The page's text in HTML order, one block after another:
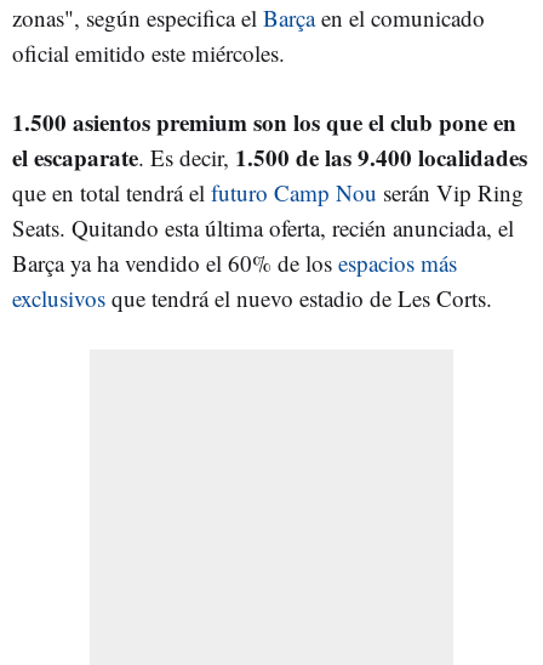
zonas", según especifica el Barçaen el comunicado
oficial emitido este miércoles.
1.500 asientos premium son los que el club pone en
el escaparate. Es decir, 1.500 de las 9.400 localidades
que en total tendrá el futuro Camp Nou serán Vip Ring
Seats. Quitando esta última oferta, recién anunciada, el
Barça ya ha vendido el 60% de los espacios más
exclusivos que tendrá el nuevo estadio de Les Corts.